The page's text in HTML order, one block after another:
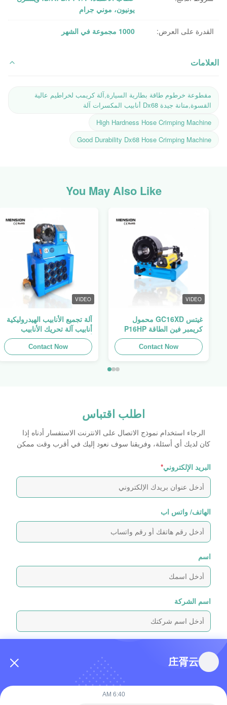
يونيون، موني جرام
القدرة على العرض: 1000 مجموعة في الشهر
العلامات
مقطوعة خرطوم طاقة بطارية السيارة,آلة كريمب لخراطيم عالية
القسوة,متانة جيدة Dx68 أنابيب المكسرات آلة
High Hardness Hose Crimping Machine
Good Durability Dx68 Hose Crimping Machine
You May Also Like
VIDEO
غيتس GC16XD محمول
كريمبر فين الطاقة P16HP
يدوي كابل هيدروليك كريمبر
للبيع
Contact Now
VIDEO
آلة تجميع الأنابيب الهيدروليكية
أنابيب آلة تحريك الأنابيب
أنابيب المطبخ فين السلطة
Swager
Contact Now
اطلب اقتباس
الرجاء استخدام نموذج الاتصال على الانترنت الاستفسار أدناه إذا
كان لديك أي أسئلة، وفريقنا سوف نعود إليك في أقرب وقت ممكن
البريد الإلكتروني*
الهاتف/ واتس اب
اسم
اسم الشركة
庄胥云
6:40 AM